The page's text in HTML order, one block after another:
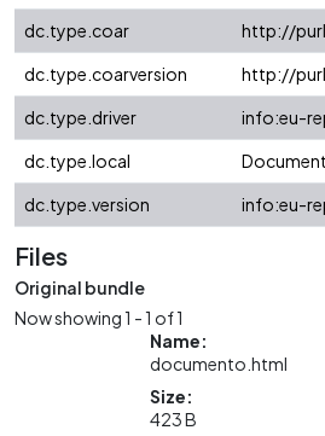
dc.type.coar
http://
dc.type.coarversion
http://
dc.type.driver
info:eu-
dc.type.local
dc.type.version
info:eu-
Files
Original bundle
Now showing1 - 1 of 1
Name:
documento.html
Size:
423 B